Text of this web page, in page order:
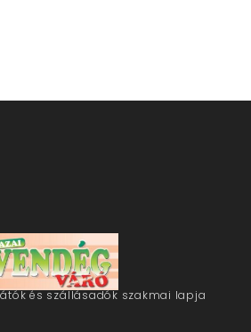
és szállásadók szakmai lapja